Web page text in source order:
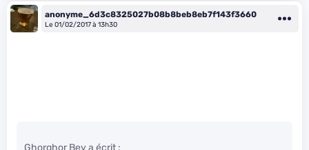
anonyme_6d3c8325027b08b8beb8eb7f143f3660
Le 01/02/2017 à 13h30